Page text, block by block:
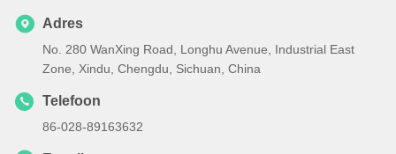
Adres
No. 280 WanXing Road, Longhu Avenue, Industrial East
Zone, Xindu, Chengdu, Sichuan, China
Telefoon
86-028-89163632